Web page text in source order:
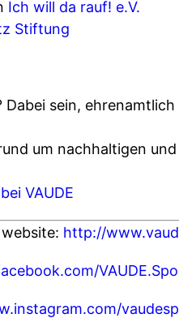
Ich will da rauf! e.V.
Stiftung
sein,
um nachhaltigen
VAUDE
http://